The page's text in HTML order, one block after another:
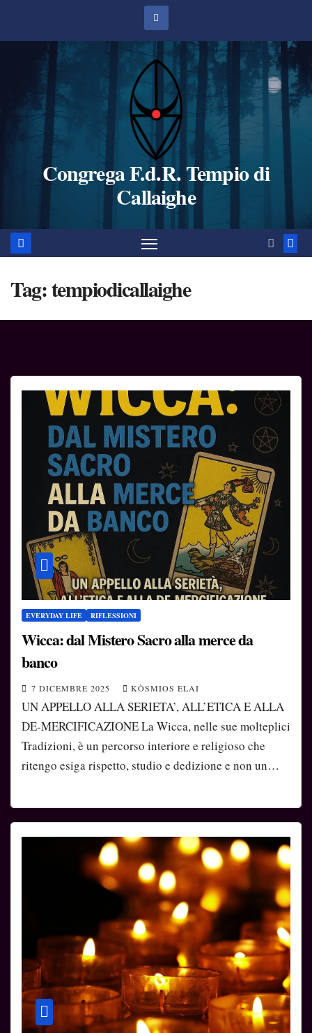
Congrega F.d.R. Tempio di
Callaighe
Tag:tempiodicallaighe
EVERYDAY LIFE RIFLESSIONI
Wicca: dal Mistero Sacro alla merce da
banco
7 DICEMBRE 2025 KÒSMIOS ELAI
UN APPELLO ALLA SERIETA’, ALL’ETICA E ALLA
DE-MERCIFICAZIONE La Wicca, nelle sue molteplici
Tradizioni, è un percorso interiore e religioso che
ritengo esiga rispetto, studio e dedizione e non un…